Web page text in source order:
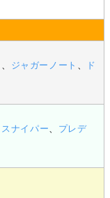
ジャガーノート
ド
スナイパー
プレデ